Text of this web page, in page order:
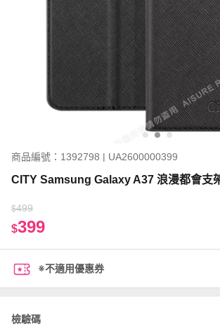
商品編號：1392798 | UA2600000399
CITY Samsung Galaxy A37 浪漫都會支
$499
$399
※不適用優惠券
檢驗碼